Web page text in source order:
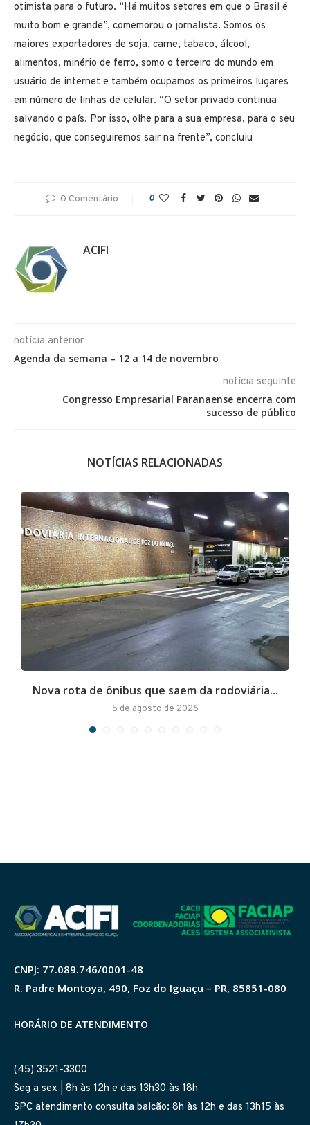
otimista para o futuro. “Há muitos setores em que o Brasil é
muito bom e grande”, comemorou o jornalista. Somos os
maiores exportadores de soja, carne, tabaco, álcool,
alimentos, minério de ferro, somo o terceiro do mundo em
usuário de internet e também ocupamos os primeiros lugares
em número de linhas de celular. “O setor privado continua
salvando o país. Por isso, olhe para a sua empresa, para o seu
negócio, que conseguiremos sair na frente”, concluiu
0 Comentário 0
ACIFI
notícia anterior
Agenda da semana – 12 a 14 de novembro
notícia seguinte
Congresso Empresarial Paranaense encerra com
sucesso de público
NOTÍCIAS RELACIONADAS
Nova rota de ônibus que saem da rodoviária...
5 de agosto de 2026
CNPJ: 77.089.746/0001-48
R. Padre Montoya, 490, Foz do Iguaçu – PR, 85851-080
HORÁRIO DE ATENDIMENTO
(45) 3521-3300
Seg a sex | 8h às 12h e das 13h30 às 18h
SPC atendimento consulta balcão: 8h às 12h e das 13h15 às